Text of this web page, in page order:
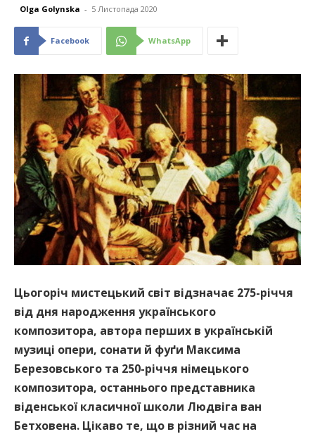
Olga Golynska - 5 Листопада 2020
Facebook WhatsApp
Цьогоріч мистецький світ відзначає 275-річчя
від дня народження українського
композитора, автора перших в українській
музиці опери, сонати й фуґи Максима
Березовського та 250-річчя німецького
композитора, останнього представника
віденської класичної школи Людвіга ван
Бетховена. Цікаво те, що в різний час на